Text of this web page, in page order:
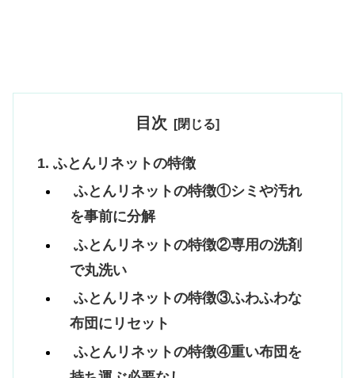
目次
ふとんリネットの特徴
ふとんリネットの特徴①シミや汚れ
を事前に分解
ふとんリネットの特徴②専用の洗剤
で丸洗い
ふとんリネットの特徴③ふわふわな
布団にリセット
ふとんリネットの特徴④重い布団を